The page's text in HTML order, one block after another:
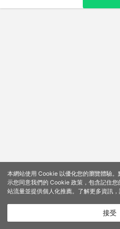
本網站使用 Cookie 以優化您的瀏覽體驗
示您同意我們的 Cookie 政策，包含記住
站流量並提供個人化推薦。了解更多資訊
接受